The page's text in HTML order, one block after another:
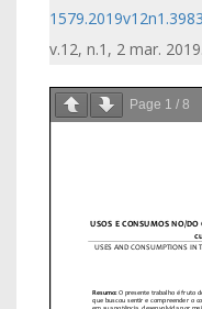
v.12, n.1, 2 mar. 2019.
Page 1 / 8